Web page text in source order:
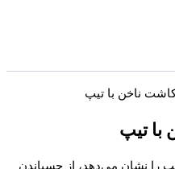
ناخن با تیپ
تیپ